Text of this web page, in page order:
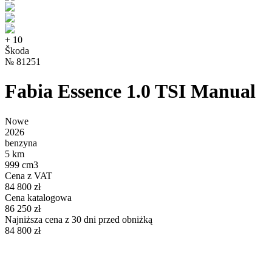
+ 10
Škoda
№ 81251
Fabia Essence 1.0 TSI Manual
Nowe
2026
benzyna
5 km
999 cm3
Cena z VAT
84 800 zł
Cena katalogowa
86 250 zł
Najniższa cena z 30 dni przed obniżką
84 800 zł